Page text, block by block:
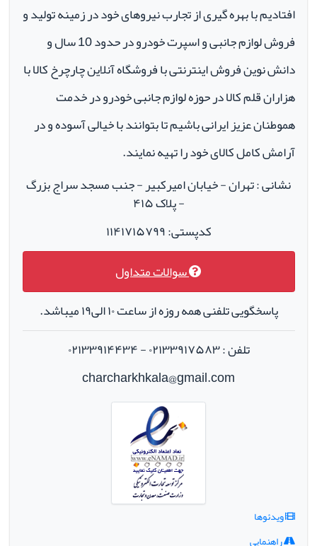
افتادیم با بهره گیری از تجارب نیروهای خود در زمینه تولید و
فروش لوازم جانبی و اسپرت خودرو در حدود 10 سال و
دانش نوین فروش اینترنتی با فروشگاه آنلاین چارچرخ کالا با
هزاران قلم کالا در حوزه لوازم جانبی خودرو در خدمت
هموطنان عزیز ایرانی باشیم تا بتوانند با خیالی آسوده و در
آرامش کامل کالای خود را تهیه نمایند.
نشانی : تهران - خیابان امیرکبیر - جنب مسجد سراج بزرگ
- پلاک ۴۱۵
کدپستی: ۱۱۴۱۷۱۵۷۹۹
سوالات متداول
پاسخگویی تلفنی همه روزه از ساعت ۱۰ الی۱۹ میباشد.
تلفن : ۰۲۱۳۳۹۱۷۵۸۳ - ۰۲۱۳۳۹۱۴۴۳۴
charcharkhkala@gmail.com
ویدئوها
راهنمایی